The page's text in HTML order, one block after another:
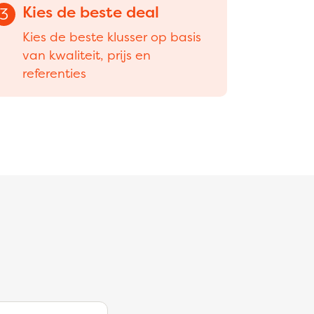
3 Kies de beste deal
Kies de beste klusser op basis
van kwaliteit, prijs en
referenties